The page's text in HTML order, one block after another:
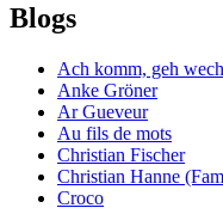
Blogs
Ach komm, geh wech
Anke Gröner
Ar Gueveur
Au fils de mots
Christian Fischer
Christian Hanne
Croco